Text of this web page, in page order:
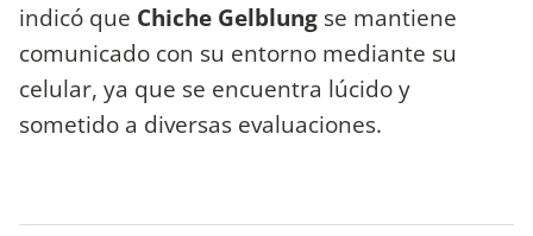
indicó que Chiche Gelblung se mantiene
comunicado con su entorno mediante su
celular, ya que se encuentra lúcido y
sometido a diversas evaluaciones.